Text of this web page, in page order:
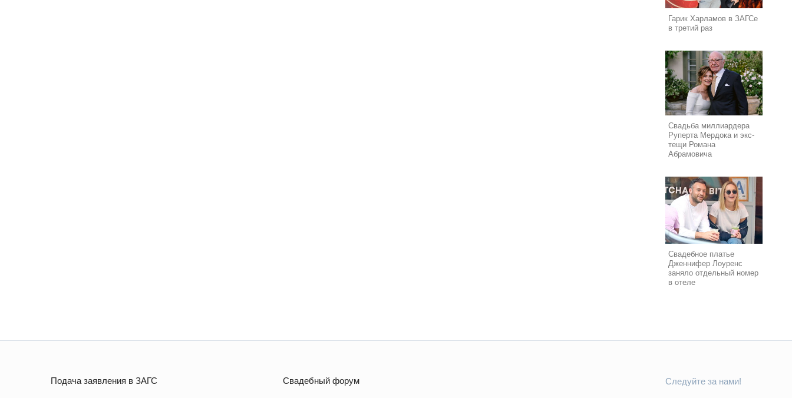
Гарик Харламов в ЗАГСе
в третий раз
Свадьба миллиардера
Руперта Мердока и экс-
тещи Романа
Абрамовича
Свадебное платье
Дженнифер Лоуренс
заняло отдельный номер
в отеле
Подача заявления в ЗАГС Свадебный форум Следуйте за нами!